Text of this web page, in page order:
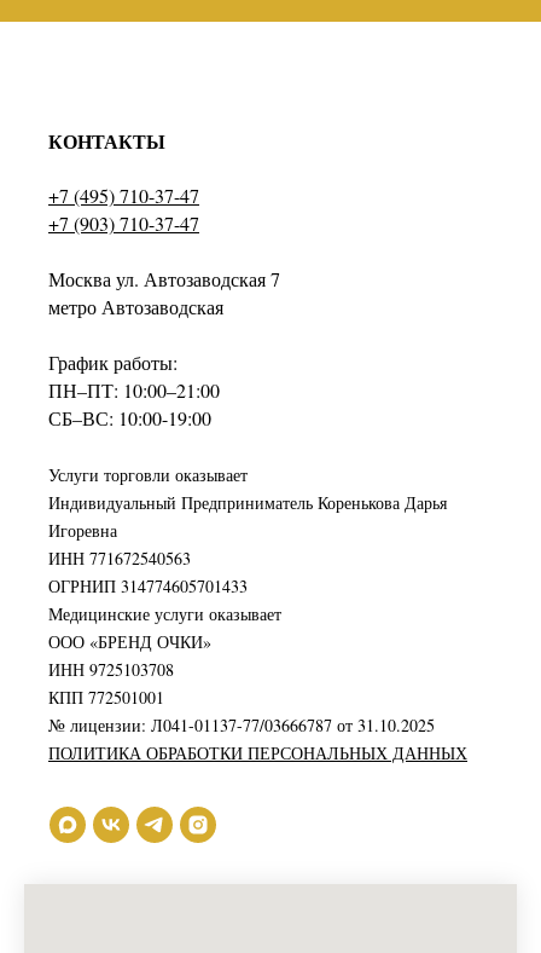
КОНТАКТЫ
+7 (495) 710-37-47
+7 (903) 710-37-47
Москва ул. Автозаводская 7
метро Автозаводская
График работы:
ПН–ПТ: 10:00–21:00
СБ–ВС: 10:00-19:00
Услуги торговли оказывает
Индивидуальный Предприниматель Коренькова Дарья
Игоревна
ИНН 771672540563
ОГРНИП 314774605701433
Медицинские услуги оказывает
ООО «БРЕНД ОЧКИ»
ИНН 9725103708
КПП 772501001
№ лицензии: Л041-01137-77/03666787 от 31.10.2025
ПОЛИТИКА ОБРАБОТКИ ПЕРСОНАЛЬНЫХ ДАННЫХ